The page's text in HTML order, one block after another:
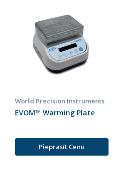
World Precision Instruments
EVOM™ Warming Plate
Pieprasīt Cenu